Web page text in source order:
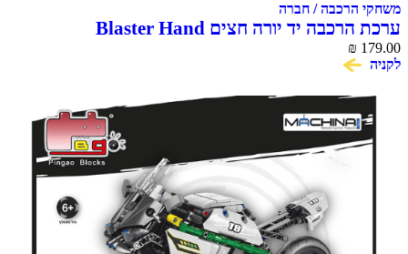
משחקי הרכבה / חברה
ערכת הרכבה יד יורה חצים Blaster Hand
₪ 179.00
לקניה